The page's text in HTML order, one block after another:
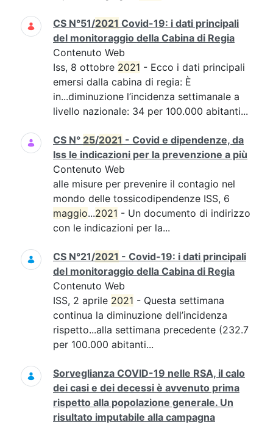
CS N°51/2021 Covid-19: i dati principali
del monitoraggio della Cabina di Regia
Contenuto Web
Iss, 8 ottobre 2021 - Ecco i dati principali
emersi dalla cabina di regia: È
in...diminuzione l’incidenza settimanale a
livello nazionale: 34 per 100.000 abitanti...
CS N° 25/2021 - Covid e dipendenze, da
Iss le indicazioni per la prevenzione a più
Contenuto Web
alle misure per prevenire il contagio nel
mondo delle tossicodipendenze ISS, 6
maggio...2021 - Un documento di indirizzo
con le indicazioni per la...
CS N°21/2021 - Covid-19: i dati principali
del monitoraggio della Cabina di Regia
Contenuto Web
ISS, 2 aprile 2021 - Questa settimana
continua la diminuzione dell’incidenza
rispetto...alla settimana precedente (232.7
per 100.000 abitanti...
Sorveglianza COVID-19 nelle RSA, il calo
dei casi e dei decessi è avvenuto prima
rispetto alla popolazione generale. Un
risultato imputabile alla campagna